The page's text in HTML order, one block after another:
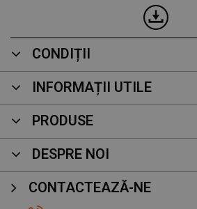
CONDIȚII
INFORMAȚII UTILE
PRODUSE
DESPRE NOI
CONTACTEAZĂ-NE